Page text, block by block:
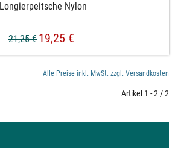
Longierpeitsche Nylon
21,25 € 19,25 €
Alle Preise inkl. MwSt. zzgl. Versandkosten
Artikel 1 - 2 / 2